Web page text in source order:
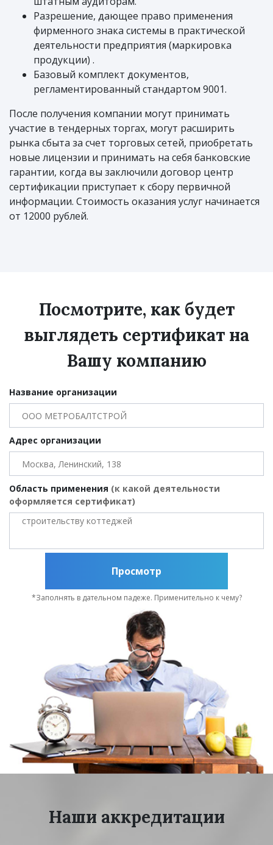
Разрешение, дающее право применения
фирменного знака системы в практической
деятельности предприятия (маркировка
продукции) .
Базовый комплект документов,
регламентированный стандартом 9001.
После получения компании могут принимать
участие в тендерных торгах, могут расширить
рынка сбыта за счет торговых сетей, приобретать
новые лицензии и принимать на себя банковские
гарантии, когда вы заключили договор центр
сертификации приступает к сбору первичной
информации. Стоимость оказания услуг начинается
от 12000 рублей.
Посмотрите, как будет
выглядеть сертификат на
Вашу компанию
Название организации
Адрес организации
Область применения (к какой деятельности
оформляется сертификат)
Просмотр
*Заполнять в дательном падеже. Применительно к чему?
Наши аккредитации